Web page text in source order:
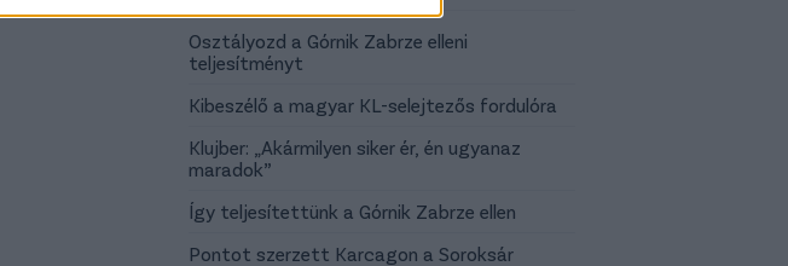
Osztályozd a Górnik Zabrze elleni
teljesítményt
Kibeszélő a magyar KL-selejtezős fordulóra
Klujber: „Akármilyen siker ér, én ugyanaz
maradok”
Így teljesítettünk a Górnik Zabrze ellen
Pontot szerzett Karcagon a Soroksár